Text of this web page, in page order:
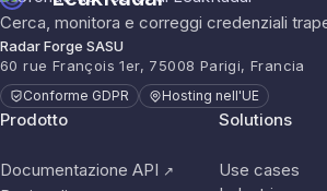
Cerca, monitora e correggi credenziali
Radar Forge SASU
60 rue François 1er, 75008 Parigi, Francia
Conforme GDPR Hosting nell'UE
Prodotto
Documentazione API ↗
Solutions
Use cases